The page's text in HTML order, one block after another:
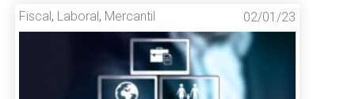
Fiscal , Laboral , Mercantil 02/01/23